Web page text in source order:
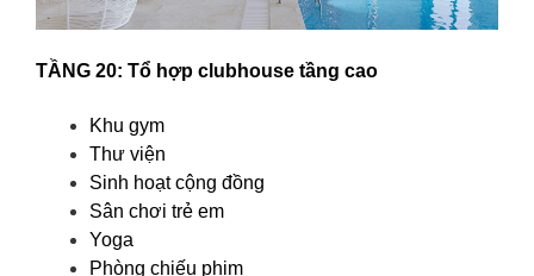
TẦNG 20: Tổ hợp clubhouse tầng cao
Khu gym
Thư viện
Sinh hoạt cộng đồng
Sân chơi trẻ em
Yoga
Phòng chiếu phim